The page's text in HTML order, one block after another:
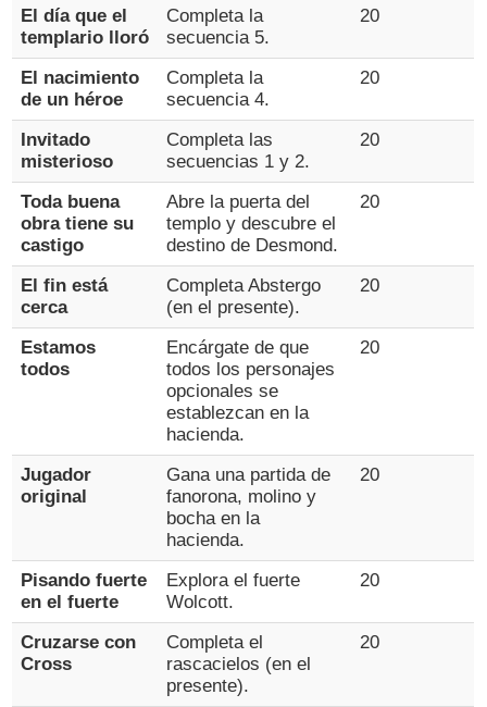
El día que el
templario lloró
Completa la
secuencia 5.
20
El nacimiento
de un héroe
Completa la
secuencia 4.
20
Invitado
misterioso
Completa las
secuencias 1 y 2.
20
Toda buena
obra tiene su
castigo
Abre la puerta del
templo y descubre el
destino de Desmond.
20
El fin está
cerca
Completa Abstergo
(en el presente).
20
Estamos
todos
Encárgate de que
todos los personajes
opcionales se
establezcan en la
hacienda.
20
Jugador
original
Gana una partida de
fanorona, molino y
bocha en la
hacienda.
20
Pisando fuerte
en el fuerte
Explora el fuerte
Wolcott.
20
Cruzarse con
Cross
Completa el
rascacielos (en el
presente).
20